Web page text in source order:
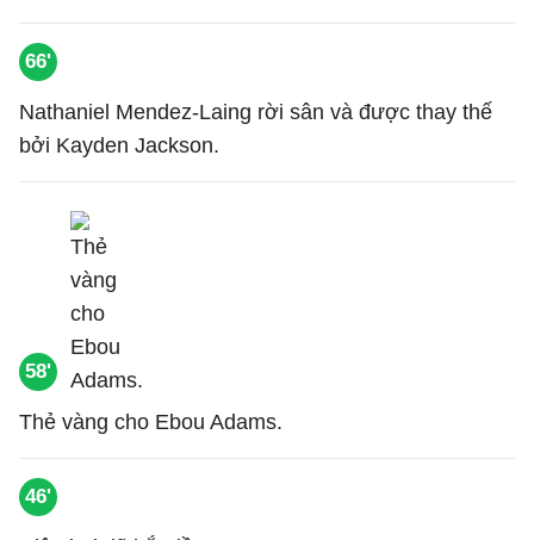
66'
Nathaniel Mendez-Laing rời sân và được thay thế
bởi Kayden Jackson.
58'
Thẻ vàng cho Ebou Adams.
46'